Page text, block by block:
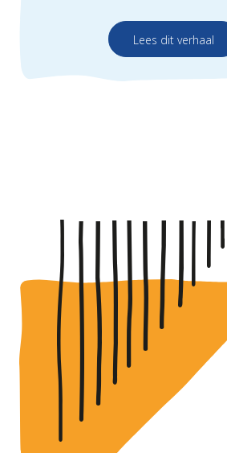
Lees dit verhaal